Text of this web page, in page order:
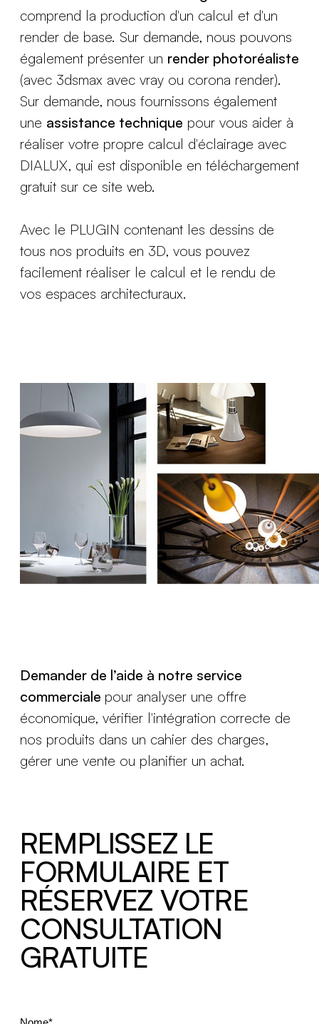
comprend la production d'un calcul et d'un
render de base. Sur demande, nous pouvons
également présenter un render photoréaliste
(avec 3dsmax avec vray ou corona render).
Sur demande, nous fournissons également
une assistance technique pour vous aider à
réaliser votre propre calcul d'éclairage avec
DIALUX, qui est disponible en téléchargement
gratuit sur ce site web.
Avec le PLUGIN contenant les dessins de
tous nos produits en 3D, vous pouvez
facilement réaliser le calcul et le rendu de
vos espaces architecturaux.
Demander de l’aide à notre service
commerciale pour analyser une offre
économique, vérifier l'intégration correcte de
nos produits dans un cahier des charges,
gérer une vente ou planifier un achat.
REMPLISSEZ LE
FORMULAIRE ET
RÉSERVEZ VOTRE
CONSULTATION
GRATUITE